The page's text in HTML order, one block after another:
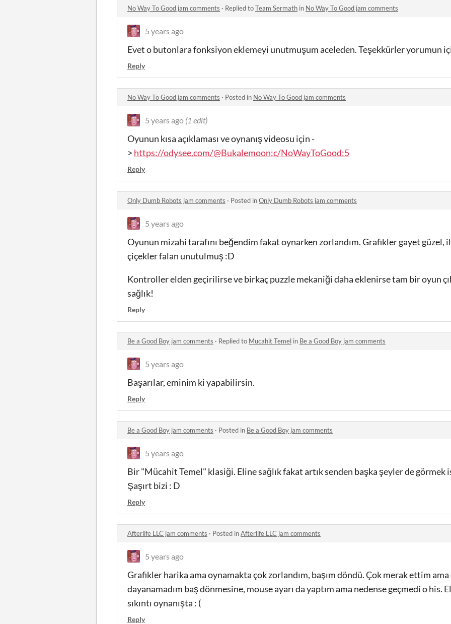
No Way To Good jam comments · Replied toTeam Sermath in No Way To Good jam comments
5 years ago
Evet o butonlara fonksiyon eklemeyi unutmuşum aceleden. Teşekkürler yorumun
Reply
No Way To Good jam comments · Posted in No Way To Good jam comments
5 years ago (1 edit)
Oyunun kısa açıklaması ve oynanış videosu için -
> https://odysee.com/@Bukalemoon:c/NoWayToGood:5
Reply
Only Dumb Robots jam comments · Posted inOnly Dumb Robots jam comments
5 years ago
Oyunun mizahi tarafını beğendim fakat oynarken zorlandım. Grafikler gayet güzel,
çiçekler falan unutulmuş :D
Kontroller elden geçirilirse ve birkaç puzzle mekaniği daha eklenirse tam bir oyun
sağlık!
Reply
Be a Good Boy jam comments · Replied to Mucahit Temel in Be a Good Boy jam comments
5 years ago
Başarılar, eminim ki yapabilirsin.
Reply
Be a Good Boy jam comments · Posted in Be a Good Boy jam comments
5 years ago
Bir "Mücahit Temel" klasiği. Eline sağlık fakat artık senden başka şeyler de görmek
Şaşırt bizi : D
Reply
Afterlife LLC jam comments · Posted inAfterlife LLC jam comments
5 years ago
Grafikler harika ama oynamakta çok zorlandım, başım döndü. Çok merak ettim
dayanamadım baş dönmesine, mouse ayarı da yaptım ama nedense geçmedi o his.
sıkıntı oynanışta : (
Reply